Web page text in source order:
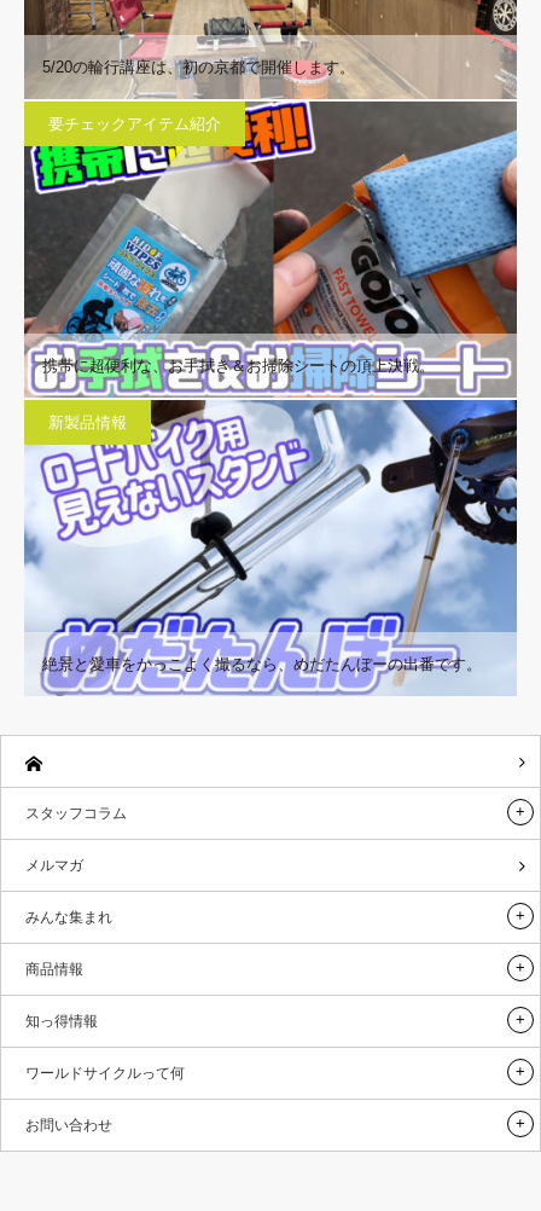
5/20の輪行講座は、初の京都で開催します。
要チェックアイテム紹介
携帯に超便利な、お手拭き＆お掃除シートの頂上決戦。
新製品情報
絶景と愛車をかっこよく撮るなら、めだたんぼーの出番です。
スタッフコラム
メルマガ
みんな集まれ
商品情報
知っ得情報
ワールドサイクルって何
お問い合わせ